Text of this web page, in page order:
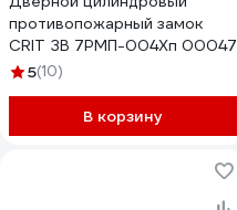
противопожарный замок
CRIT ЗВ 7РМП-004Хп 00047
5(10)
В корзину